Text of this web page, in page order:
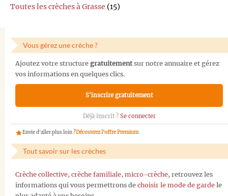
Toutes les crèches à Grasse (15)
Vous gérez une crèche ?
Ajoutez votre structure gratuitementsur notre annuaire et gérez
vos informations en quelques clics.
S'inscrire gratuitement
Déjà inscrit ? Se connecter
Envie d'aller plus loin ?Découvrez l'offre Premium
Tout savoir sur les crèches
Crèche collective, crèche familiale, micro-crèche, retrouvez les
informations qui vous permettrons de choisir le mode de garde le